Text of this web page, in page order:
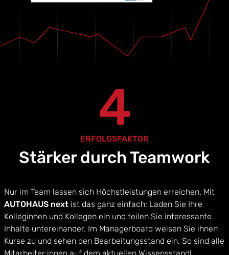
4
ERFOLGSFAKTOR
Stärker durch Teamwork
Nur im Team lassen sich Höchstleistungen erreichen. Mit
AUTOHAUS next ist das ganz einfach: Laden Sie Ihre
Kolleginnen und Kollegen ein und teilen Sie interessante
Inhalte untereinander. Im Managerboard weisen Sie ihnen
Kurse zu und sehen den Bearbeitungsstand ein. So sind alle